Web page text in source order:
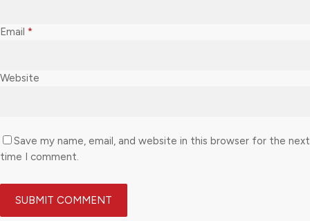
Email *
Website
Save my name, email, and website in this browser for the next
time I comment.